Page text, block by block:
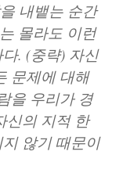
내뱉는 순간
몰라도 이런
. (중략) 자신
문제에 대해
을 우리가 경
신의 지적 한
않기 때문이